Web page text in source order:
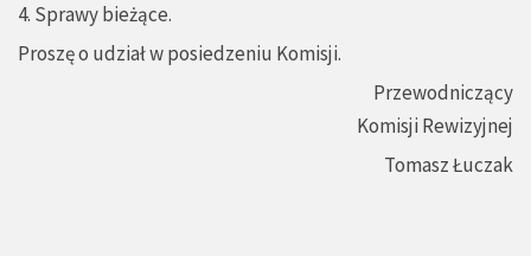
4. Sprawy bieżące.
Proszę o udział w posiedzeniu Komisji.
Przewodniczący
Komisji Rewizyjnej
Tomasz Łuczak